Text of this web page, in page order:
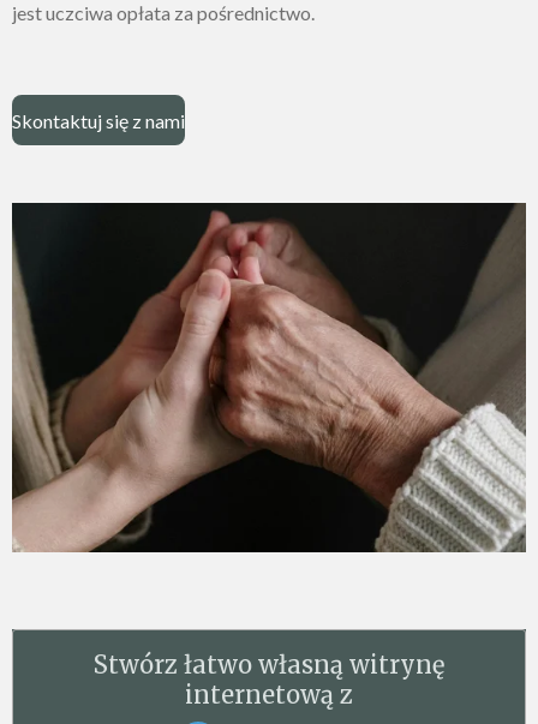
jest uczciwa opłata za pośrednictwo.
Skontaktuj się z nami
Stwórz łatwo własną witrynę
internetową z